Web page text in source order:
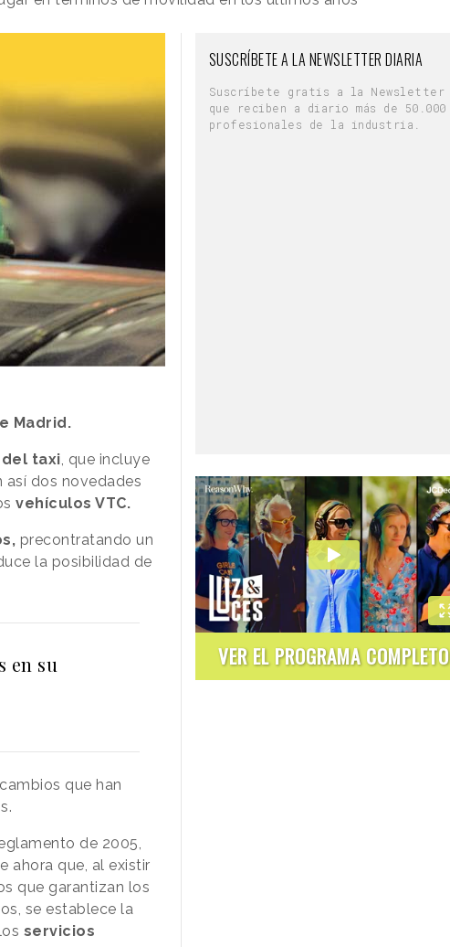
Madrid.
taxi, que incluye
así dos novedades
vehículos VTC.
precontratando un
la posibilidad de
en su
que han
de 2005,
ahora que, al existir
que garantizan los
se establece la
servicios
SUSCRÍBETE A LA NEWSLETTER DIARIA
Suscríbete gratis a la Newsletter
que reciben a diario más de 50.000
profesionales de la industria.
VER EL PROGRAMA COMPLETO